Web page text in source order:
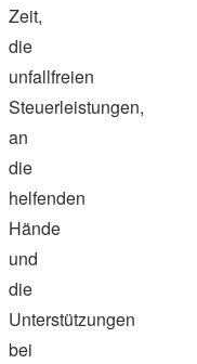
Zeit,
die
unfallfreien
Steuerleistungen,
an
die
helfenden
Hände
und
die
Unterstützungen
bei